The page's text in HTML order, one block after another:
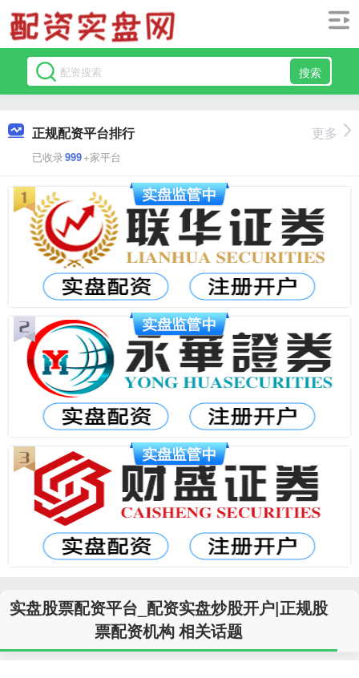
搜索
正规配资平台排行
已收录999+家平台
更多
实盘股票配资平台_配资实盘炒股开户|正规股
票配资机构 相关话题